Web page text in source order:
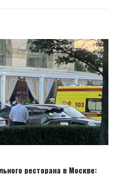
ресторана в Москве: